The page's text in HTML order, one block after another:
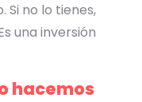
no lo tienes,
una inversión
hacemos